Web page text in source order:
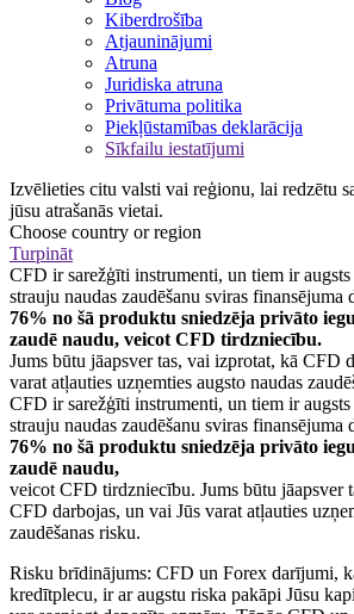
Kiberdrošība
Atjauninājumi
Atruna
Juridiska atruna
Privātuma politika
Piekļūstamības deklarācija
Sīkfailu iestatījumi
Izvēlieties citu valsti vai reģionu, lai redzētu
jūsu atrašanās vietai.
Choose country or region
Turpināt
CFD ir sarežģīti instrumenti, un tiem ir
strauju naudas zaudēšanu sviras finansējuma
76% no šā produktu sniedzēja privāto
zaudē naudu, veicot CFD tirdzniecību.
Jums būtu jāapsver tas, vai izprotat, kā CFD
varat atļauties uzņemties augsto naudas
CFD ir sarežģīti instrumenti, un tiem ir
strauju naudas zaudēšanu sviras finansējuma
76% no šā produktu sniedzēja privāto
zaudē naudu,
veicot CFD tirdzniecību. Jums būtu jāapsver
CFD darbojas, un vai Jūs varat atļauties
zaudēšanas risku.
Risku brīdinājums: CFD un Forex darījumi,
kredītplecu, ir ar augstu riska pakāpi Jūsu